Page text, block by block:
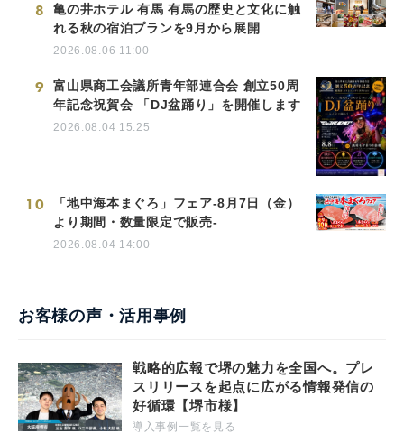
8
亀の井ホテル 有馬 有馬の歴史と文化に触
れる秋の宿泊プランを9月から展開
2026.08.06 11:00
9
富山県商工会議所青年部連合会 創立50周
年記念祝賀会 「DJ盆踊り」を開催します
2026.08.04 15:25
10
「地中海本まぐろ」フェア-8月7日（金）
より期間・数量限定で販売-
2026.08.04 14:00
お客様の声・活用事例
戦略的広報で堺の魅力を全国へ。プレ
スリリースを起点に広がる情報発信の
好循環【堺市様】
導入事例一覧を見る